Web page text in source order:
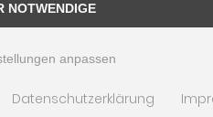
NOTWENDIGE
anpassen
Datenschutzerklärung